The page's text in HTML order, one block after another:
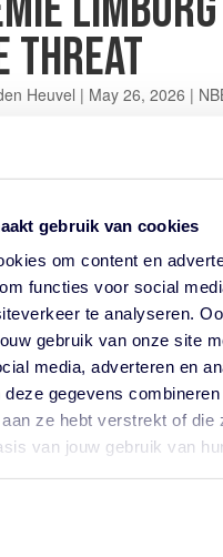
gebruik van cookies
om content en
functies voor social
te analyseren.
gebruik van onze site
media, adverteren en
deze gegevens
ze hebt verstrekt of die
van jouw gebruik van
THREAT
Heuvel | May 26, 2026 |
Limburg (Weert) en
kennen elkaar. Heel goed.
gaf toen een voorsprong in